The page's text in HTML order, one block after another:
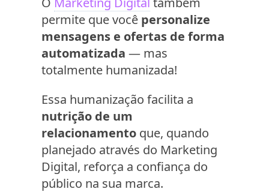
permite que você personalize
mensagens e ofertas de forma
automatizada — mas
totalmente humanizada!
Essa humanização facilita a
nutrição de um
relacionamento que, quando
planejado através do Marketing
Digital, reforça a confiança do
público na sua marca.